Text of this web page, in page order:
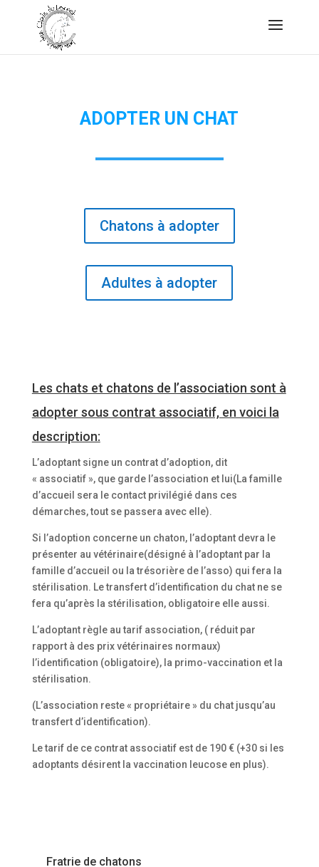
ADOPTER UN CHAT
Chatons à adopter
Adultes à adopter
Les chats et chatons de l’association sont à
adopter sous contrat associatif, en voici la
description:
L’adoptant signe un contrat d’adoption, dit
« associatif », que garde l’association et lui(La famille
d’accueil sera le contact privilégié dans ces
démarches, tout se passera avec elle).
Si l’adoption concerne un chaton, l’adoptant devra le
présenter au vétérinaire(désigné à l’adoptant par la
famille d’accueil ou la trésorière de l’asso) qui fera la
stérilisation. Le transfert d’identification du chat ne se
fera qu’après la stérilisation, obligatoire elle aussi.
L’adoptant règle au tarif association, ( réduit par
rapport à des prix vétérinaires normaux)
l’identification (obligatoire), la primo-vaccination et la
stérilisation.
(L’association reste « propriétaire » du chat jusqu’au
transfert d’identification).
Le tarif de ce contrat associatif est de 190 € (+30 si les
adoptants désirent la vaccination leucose en plus).
Fratrie de chatons